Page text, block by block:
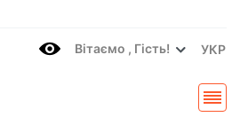
Вітаємo , Гість! УКР